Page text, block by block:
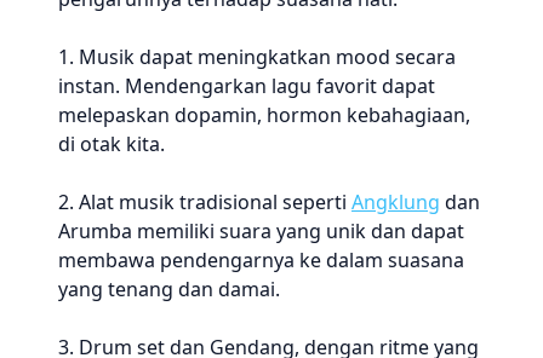
1. Musik dapat meningkatkan mood secara
instan. Mendengarkan lagu favorit dapat
melepaskan dopamin, hormon kebahagiaan,
di otak kita.
2. Alat musik tradisional seperti Angklung dan
Arumba memiliki suara yang unik dan dapat
membawa pendengarnya ke dalam suasana
yang tenang dan damai.
3. Drum set dan Gendang, dengan ritme yang